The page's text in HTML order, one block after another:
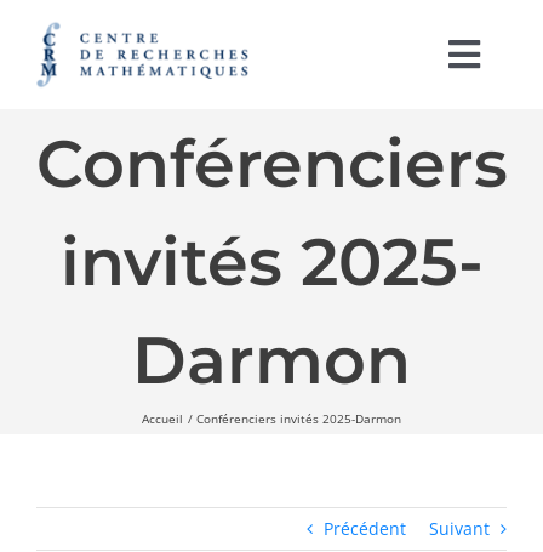
contenu
English
ACTIVITÉS
LABORATOIRES
RAYONNEMENT ET PUBLICATIONS
Conférenciers
invités 2025-
Darmon
Accueil Conférenciers invités 2025-Darmon
Précédent Suivant